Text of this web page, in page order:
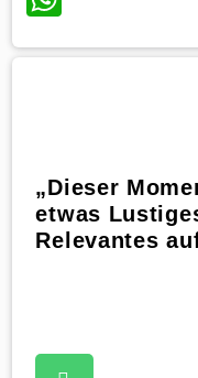
„Dieser
etwas
Relevantes